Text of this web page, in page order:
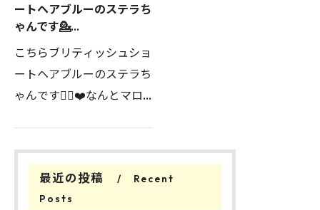
ートヘアブルーのステラち
ゃんです💁‍...
こちらブリティッシュショ
ートヘアブルーのステラち
ゃんです💁‍♀️❤️なんとマロ
月、ステラちゃんのご家族
も初めて猫ちゃんを飼うと
最近の投稿
Recent
Posts